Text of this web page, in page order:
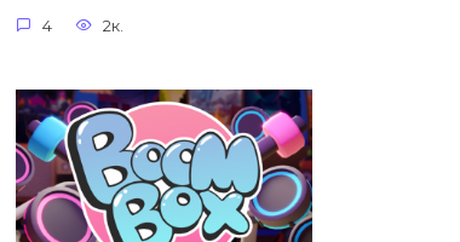
4 2к.